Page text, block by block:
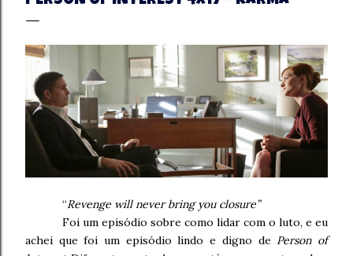
“Revenge will never bring you closure”
Foi um episódio sobre como lidar com o luto, e eu
achei que foi um episódio lindo e digno de Person of